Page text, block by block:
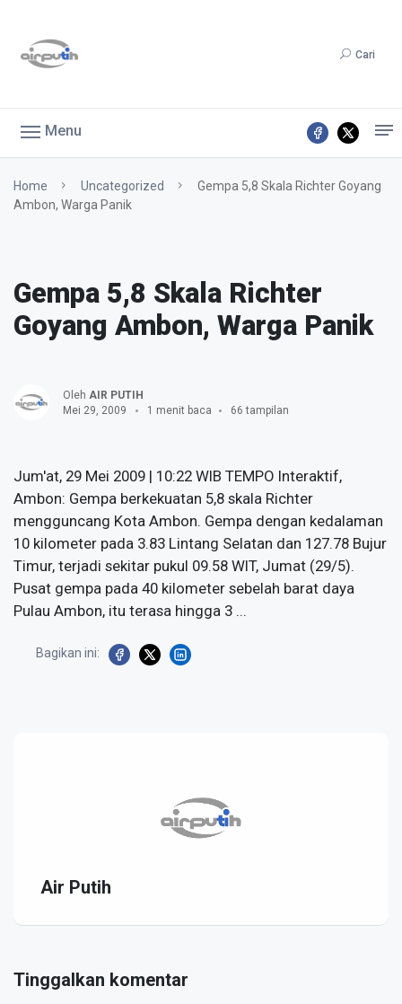
Cari
Menu
Home Uncategorized
Gempa 5,8 Skala Richter Goyang
Ambon, Warga Panik
Gempa 5,8 Skala Richter
Goyang Ambon, Warga Panik
Oleh AIR PUTIH
Mei 29, 2009
1 menit baca 66 tampilan
Jum'at, 29 Mei 2009 | 10:22 WIB TEMPO Interaktif,
Ambon: Gempa berkekuatan 5,8 skala Richter
mengguncang Kota Ambon. Gempa dengan kedalaman
10 kilometer pada 3.83 Lintang Selatan dan 127.78 Bujur
Timur, terjadi sekitar pukul 09.58 WIT, Jumat (29/5).
Pusat gempa pada 40 kilometer sebelah barat daya
Pulau Ambon, itu terasa hingga 3 ...
Bagikan ini:
Air Putih
Tinggalkan komentar